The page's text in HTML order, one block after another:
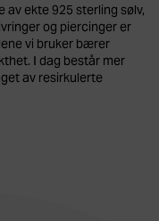
av ekte 925 sterling sølv,
og piercinger er
vi bruker bærer
I dag består mer
av resirkulerte